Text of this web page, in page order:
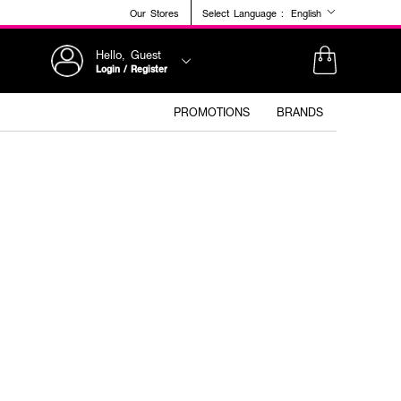
Our Stores Select Language : English
Hello, Guest
Login / Register
PROMOTIONS BRANDS